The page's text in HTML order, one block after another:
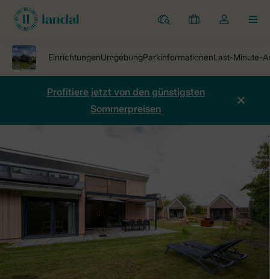
Ferienparks
Meine
Dropdown-
öffnen
Profitiere jetzt von den günstigsten
Sommerpreisen